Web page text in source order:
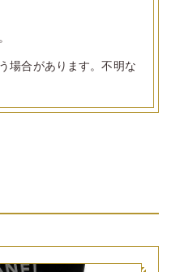
場合があります。不明な